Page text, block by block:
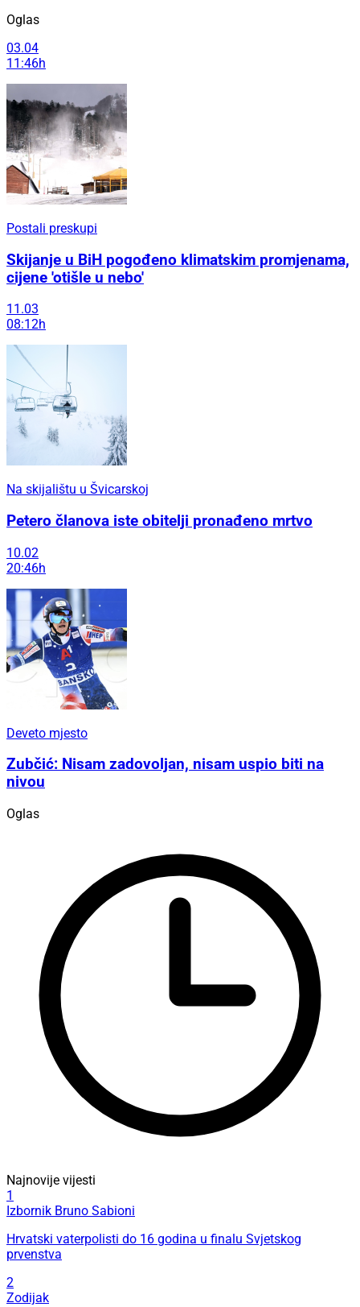
Oglas
03.04
11:46h
Postali preskupi
Skijanje u BiH pogođeno klimatskim promjenama,
cijene 'otišle u nebo'
11.03
08:12h
Na skijalištu u Švicarskoj
Petero članova iste obitelji pronađeno mrtvo
10.02
20:46h
Deveto mjesto
Zubčić: Nisam zadovoljan, nisam uspio biti na
nivou
Oglas
Najnovije vijesti
1
Izbornik Bruno Sabioni
Hrvatski vaterpolisti do 16 godina u finalu Svjetskog
prvenstva
2
Zodijak